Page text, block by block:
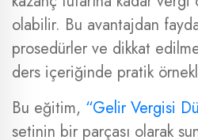
olabilir. Bu avantajdan
prosedürler ve dikkat
ders içeriğinde pratik
Bu eğitim, “Gelir Vergisi
setinin bir parçası olarak